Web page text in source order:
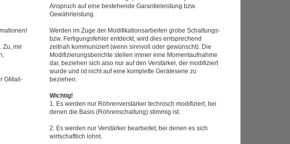
Zu, mir
GMail-
Anspruch auf eine bestehende Garantieleistung bzw.
Gewährleistung.
Werden im Zuge der Modifikationsarbeiten grobe Schaltungs-
bzw. Fertigungsfehler entdeckt, wird dies entsprechend
zeitnah kommuniziert (wenn sinnvoll oder gewünscht). Die
Modifizierungsberichte stellen immer eine Momentaufnahme
dar, beziehen sich also nur auf den Verstärker, der modifiziert
wurde und ist nicht auf eine komplette Geräteserie zu
beziehen.
Wichtig!
1. Es werden nur Röhrenverstärker technisch modifiziert, bei
denen die Basis (Röhrenschaltung) stimmig ist.
2. Es werden nur Verstärker bearbeitet, bei denen es sich
wirtschaftlich lohnt.